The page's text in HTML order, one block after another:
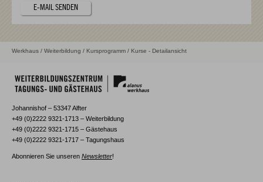
E-MAIL SENDEN
Werkhaus / Weiterbildung / Kursprogramm / Kurse - Detailansicht
Johannishof – 53347 Alfter
+49 (0)2222 9321-1713 – Weiterbildung
+49 (0)2222 9321-1715 – Gästehaus
+49 (0)2222 9321-1717 – Tagungshaus
Abonnieren Sie unseren Newsletter!